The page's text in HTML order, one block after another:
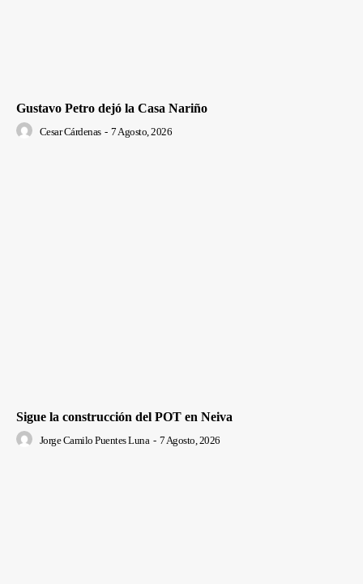
Gustavo Petro dejó la Casa Nariño
Cesar Cárdenas - 7 Agosto, 2026
Sigue la construcción del POT en Neiva
Jorge Camilo Puentes Luna - 7 Agosto, 2026